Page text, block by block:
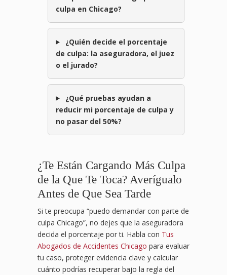
culpa en Chicago?
¿Quién decide el porcentaje
de culpa: la aseguradora, el juez
o el jurado?
¿Qué pruebas ayudan a
reducir mi porcentaje de culpa y
no pasar del 50%?
¿Te Están Cargando Más Culpa
de la Que Te Toca? Averígualo
Antes de Que Sea Tarde
Si te preocupa “puedo demandar con parte de
culpa Chicago”, no dejes que la aseguradora
decida el porcentaje por ti. Habla con Tus
Abogados de Accidentes Chicago para evaluar
tu caso, proteger evidencia clave y calcular
cuánto podrías recuperar bajo la regla del